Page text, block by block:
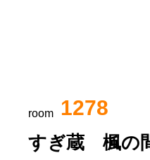
room 1278
すぎ蔵 楓の